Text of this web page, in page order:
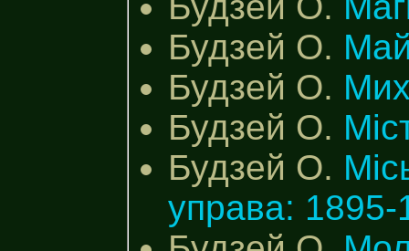
Будзей О.
Будзей О.
Будзей О.
Будзей О.
управа: 1895-